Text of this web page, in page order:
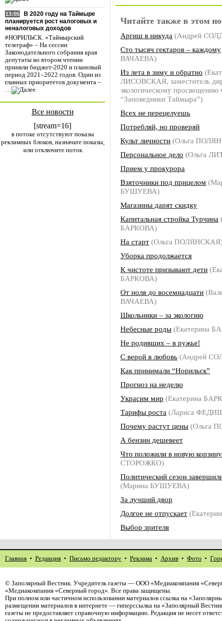
13:05
В 2020 году на Таймыре
планируется рост налоговых и
неналоговых доходов
#НОРИЛЬСК. «Таймырский
телеграф» – На сессии
Законодательного собрания края
депутаты во втором чтении
приняли бюджет-2020 и плановый
период 2021–2022 годов. Один из
главных приоритетов документа –
…
Все новости
[stream=16]
в потоке отсутствуют показы
рекламных блоков, назначьте показы,
или отключите поток
Читайте также в этом
Аргиш в никуда (Андрей
Сто тысяч гектаров – каждому
ВАЧАЕВА)
Из лета в зиму и обратно
ЛИСОВСКАЯ, заместитель
экологическому
“Заповедники Таймыра”)
Всех не перецелуешь
Потребляй, но проверяй
Культ личности (Ольга
Персональное дело (Ольга
Прием у прокурора
Взяточники под прицелом
БУШУЕВА)
Магазины дарят скидку
Капитальная стройка Турчина
БАРКОВА)
На старт (Ольга
Уборка продолжается
К чистоте призывают дети
БАРКОВА)
От ноля до восемнадцати
ВАЧАЕВА)
Школьники – за экологию
Небесные роды (Екатерина
Не родивших – в ружье!
С верой в любовь (Андрей
Как принимали “Норильск”
Прогноз на неделю
Украсим мир (Екатерина
Тарифы роста (Лариса
Почему растут цены (Ольга
А бензин дешевеет
Что положили в новую корзину
СТОРОЖКО)
Политический сезон
(Марина БУШУЕВА)
За лучший двор
Долгое не отпускает
Выбор зрителя
Главная • Редакция • Письмо редактору • Реклама • Архив • Фото •
© Заполярный Вестник. Учредитель газеты — ООО «Медиакомпания
«Медиакомпания «Северный город». Все права защищены.
При полном или частичном использовании материалов ссылка на
размещении материалов в интернете — гиперссылка на «Заполярный
газеты не предоставляет справочную информацию. Редакция не несет